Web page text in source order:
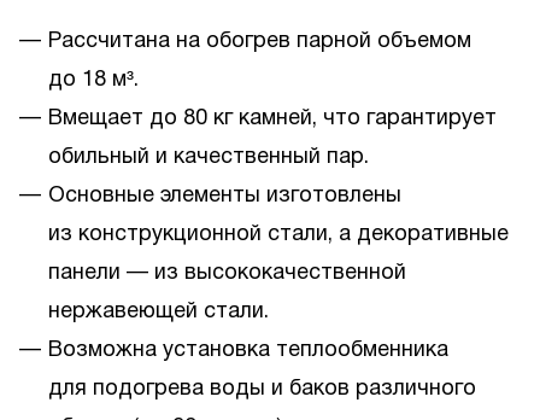
Рассчитана на обогрев парной объемом
до 18 м³.
Вмещает до 80 кг камней, что гарантирует
обильный и качественный пар.
Основные элементы изготовлены
из конструкционной стали, а декоративные
панели — из высококачественной
нержавеющей стали.
Возможна установка теплообменника
для подогрева воды и баков различного